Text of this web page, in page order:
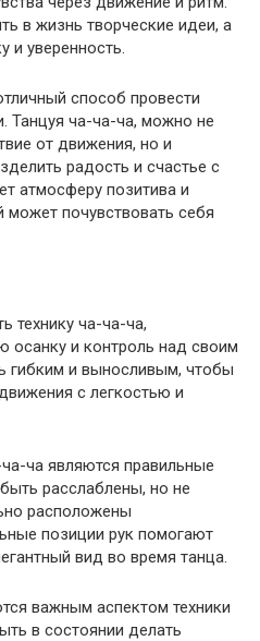
в жизнь творческие идеи, а
и уверенность.
способ провести
Танцуя ча-ча-ча, можно не
от движения, но и
радость и счастье с
атмосферу позитива и
почувствовать себя
технику ча-ча-ча,
осанку и контроль над своим
гибким и выносливым, чтобы
с легкостью и
ча являются правильные
расслаблены, но не
расположены
позиции рук помогают
вид во время танца.
важным аспектом техники
в состоянии делать